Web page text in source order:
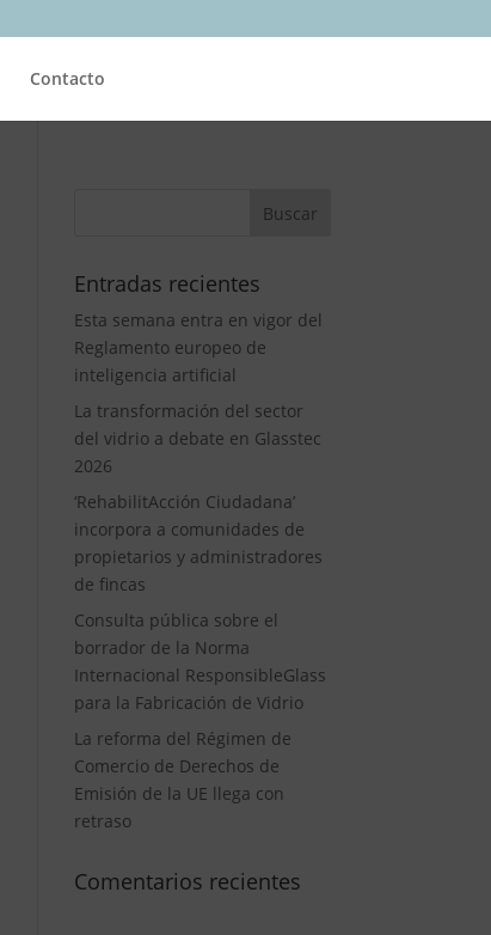
Contacto
Entradas recientes
Esta semana entra en vigor del
Reglamento europeo de
inteligencia artificial
La transformación del sector
del vidrio a debate en Glasstec
2026
‘RehabilitAcción Ciudadana’
incorpora a comunidades de
propietarios y administradores
de fincas
Consulta pública sobre el
borrador de la Norma
Internacional ResponsibleGlass
para la Fabricación de Vidrio
La reforma del Régimen de
Comercio de Derechos de
Emisión de la UE llega con
retraso
Comentarios recientes